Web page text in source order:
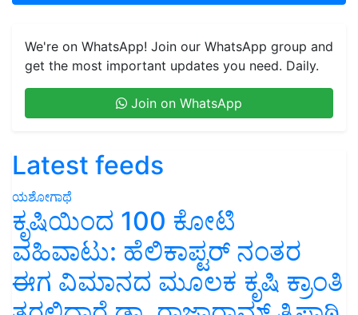
We're on WhatsApp! Join our WhatsApp group and
get the most important updates you need. Daily.
Join on WhatsApp
Latest feeds
ಯಶೋಗಾಥೆ
ಕೃಷಿಯಿಂದ 100 ಕೋಟಿ
ವಹಿವಾಟು: ಹೆಲಿಕಾಪ್ಟರ್ ನಂತರ
ಈಗ ವಿಮಾನದ ಮೂಲಕ ಕೃಷಿ ಕ್ರಾಂತಿ